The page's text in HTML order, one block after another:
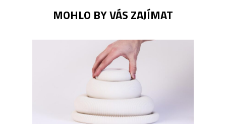
MOHLO BY VÁS ZAJÍMAT